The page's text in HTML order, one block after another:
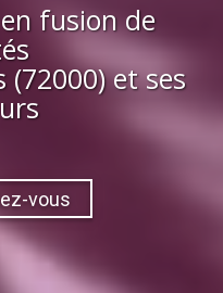
fusion de
(72000)et ses
vous